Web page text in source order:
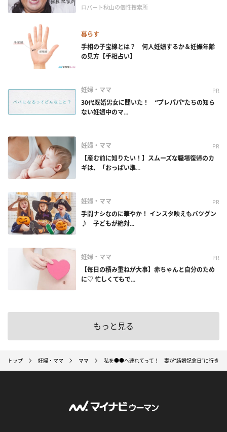
ロバート秋山の個性捜索所
暮らす
手相の子宝線とは？ 何人妊娠するか＆妊娠年齢
の見方【手相占い】
妊婦・ママ PR
30代既婚男女に聞いた！ “プレパパ”たちの知ら
ない妊娠中のマ...
妊婦・ママ PR
【産む前に知りたい！】スムーズな職場復帰のカ
ギは、「おっぱい準...
妊婦・ママ PR
手間ナシなのに華やか！ インスタ映えもバツグン
♪ 子どもが絶対...
妊婦・ママ PR
【毎日の積み重ねが大事】赤ちゃんと自分のため
に♡ 忙しくてもで...
もっと見る
トップ 妊婦・ママ ママ 私を●●へ連れてって！ 妻が“結婚記念日”に行きた